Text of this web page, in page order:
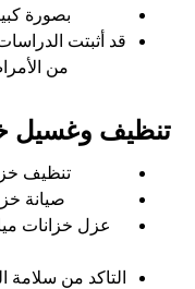
بصورة
قد أثبتت
من
تنظيف وغسيل
تنظيف
صيانة
عزل خزانات
التاكد من سلامة